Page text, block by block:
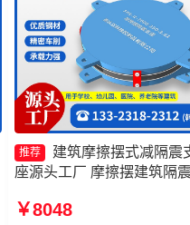
推荐
建筑摩擦摆式减隔震
座源头工厂 摩擦摆建筑隔
8000-400-4.11生产厂家 摩
￥8048